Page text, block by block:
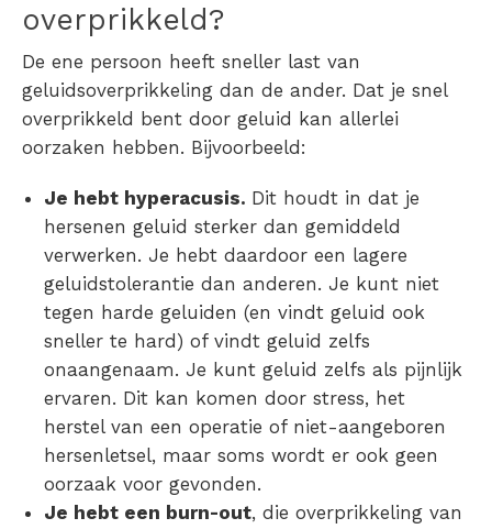
overprikkeld?
De ene persoon heeft sneller last van
geluidsoverprikkeling dan de ander. Dat je snel
overprikkeld bent door geluid kan allerlei
oorzaken hebben. Bijvoorbeeld:
Je hebt hyperacusis. Dit houdt in dat je
hersenen geluid sterker dan gemiddeld
verwerken. Je hebt daardoor een lagere
geluidstolerantie dan anderen. Je kunt niet
tegen harde geluiden (en vindt geluid ook
sneller te hard) of vindt geluid zelfs
onaangenaam. Je kunt geluid zelfs als pijnlijk
ervaren. Dit kan komen door stress, het
herstel van een operatie of niet-aangeboren
hersenletsel, maar soms wordt er ook geen
oorzaak voor gevonden.
Je hebt een burn-out, die overprikkeling van